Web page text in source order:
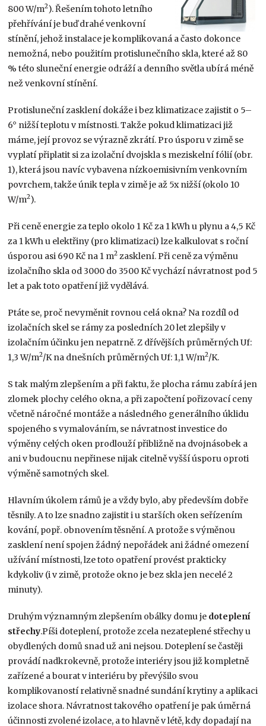
800 W/m2). Řešením tohoto letního
přehřívání je buď drahé venkovní
stínění, jehož instalace je komplikovaná a často dokonce
nemožná, nebo použitím protislunečního skla, které až 80
% této sluneční energie odráží a denního světla ubírá méně
než venkovní stínění.
Protisluneční zasklení dokáže i bez klimatizace zajistit o 5–
6° nižší teplotu v místnosti. Takže pokud klimatizaci již
máme, její provoz se výrazně zkrátí. Pro úsporu v zimě se
vyplatí připlatit si za izolační dvojskla s meziskelní fólií (obr.
1), která jsou navíc vybavena nízkoemisivním venkovním
povrchem, takže únik tepla v zimě je až 5x nižší (okolo 10
W/m2).
Při ceně energie za teplo okolo 1 Kč za 1 kWh u plynu a 4,5 Kč
za 1 kWh u elektřiny (pro klimatizaci) lze kalkulovat s roční
úsporou asi 690 Kč na 1 m2 zasklení. Při ceně za výměnu
izolačního skla od 3000 do 3500 Kč vychází návratnost pod 5
let a pak toto opatření již vydělává.
Ptáte se, proč nevyměnit rovnou celá okna? Na rozdíl od
izolačních skel se rámy za posledních 20 let zlepšily v
izolačním účinku jen nepatrně. Z dřívějších průměrných Uf:
1,3 W/m2/K na dnešních průměrných Uf: 1,1 W/m2/K.
S tak malým zlepšením a při faktu, že plocha rámu zabírá jen
zlomek plochy celého okna, a při započtení pořizovací ceny
včetně náročné montáže a následného generálního úklidu
spojeného s vymalováním, se návratnost investice do
výměny celých oken prodlouží přibližně na dvojnásobek a
ani v budoucnu nepřinese nijak citelně vyšší úsporu oproti
výměně samotných skel.
Hlavním úkolem rámů je a vždy bylo, aby především dobře
těsnily. A to lze snadno zajistit i u starších oken seřízením
kování, popř. obnovením těsnění. A protože s výměnou
zasklení není spojen žádný nepořádek ani žádné omezení
užívání místnosti, lze toto opatření provést prakticky
kdykoliv (i v zimě, protože okno je bez skla jen necelé 2
minuty).
Druhým významným zlepšením obálky domu je doteplení
střechy.Píši doteplení, protože zcela nezateplené střechy u
obydlených domů snad už ani nejsou. Doteplení se častěji
provádí nadkrokevně, protože interiéry jsou již kompletně
zařízené a bourat v interiéru by převýšilo svou
komplikovaností relativně snadné sundání krytiny a aplikaci
izolace shora. Návratnost takového opatření je pak úměrná
účinnosti zvolené izolace, a to hlavně v létě, kdy dopadají na